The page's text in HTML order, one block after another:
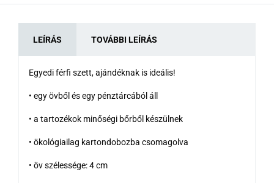
LEÍRÁS TOVÁBBI LEÍRÁS
Egyedi férfi szett, ajándéknak is ideális!
• egy övből és egy pénztárcából áll
• a tartozékok minőségi bőrből készülnek
• ökológiailag kartondobozba csomagolva
• öv szélessége: 4 cm